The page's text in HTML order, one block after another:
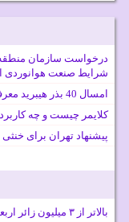
درخواست سازمان
شرایط صنعت هوانوردی
امسال 40 بذر هیبرید معرفی می شود
کلایمر چیست و چه
پیشنهاد تهران برای
بالاتر از ۳ میلیون زائر اربعین از مرزهای زمینی کشور خارج شدند